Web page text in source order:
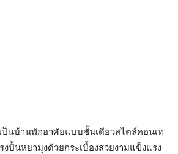
นบ้านพักอาศัยแบบชั้นเดียวสไตล์คอนเท
ปั้นหยามุงด้วยกระเบื้องสวยงามแข็งแรง